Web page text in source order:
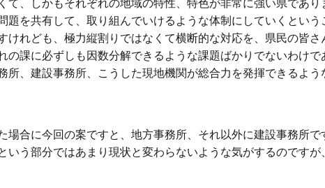
て、しかもそれぞれの地域の特性、特色が非常に強い県であ
題を共有して、取り組んでいけるような体制にしていくとい
けれども、極力縦割りではなくて横断的な対応を、県民の皆
の課に必ずしも因数分解できるような課題ばかりでないわけ
所、建設事務所、こうした現地機関が総合力を発揮できるよ
合に今回の案ですと、地方事務所、それ以外に建設事務所で
いう部分ではあまり現状と変わらないような気がするのです